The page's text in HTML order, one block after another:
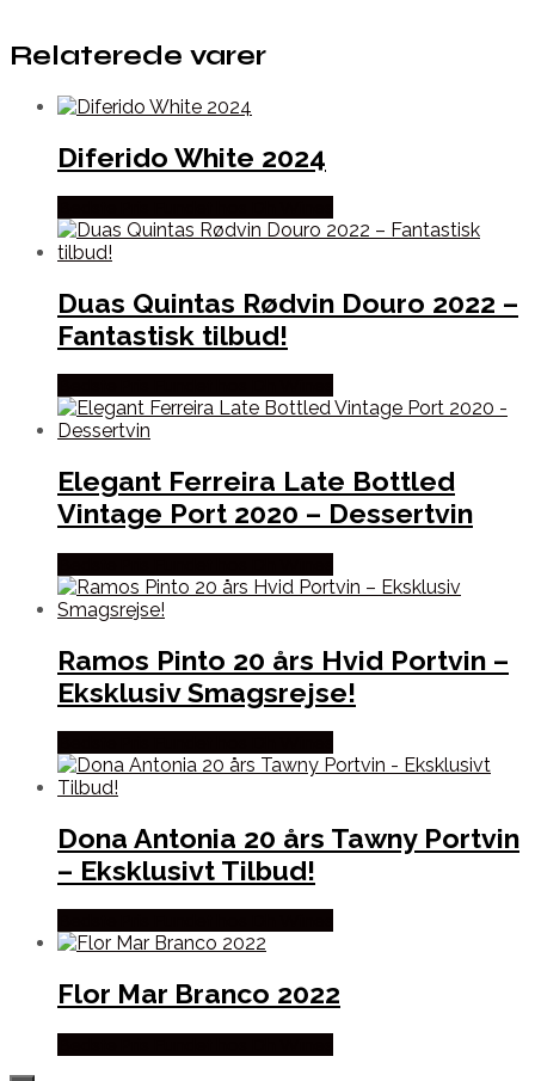
Relaterede varer
Diferido White 2024
Duas Quintas Rødvin Douro 2022 –
Fantastisk tilbud!
Elegant Ferreira Late Bottled
Vintage Port 2020 – Dessertvin
Ramos Pinto 20 års Hvid Portvin –
Eksklusiv Smagsrejse!
Dona Antonia 20 års Tawny Portvin
– Eksklusivt Tilbud!
Flor Mar Branco 2022